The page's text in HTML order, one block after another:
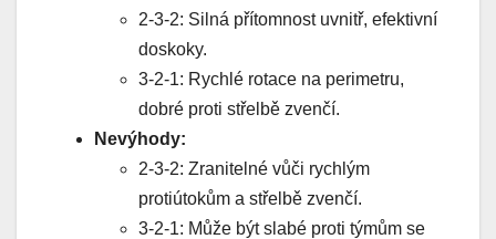
2-3-2: Silná přítomnost uvnitř, efektivní
doskoky.
3-2-1: Rychlé rotace na perimetru,
dobré proti střelbě zvenčí.
Nevýhody:
2-3-2: Zranitelné vůči rychlým
protiútokům a střelbě zvenčí.
3-2-1: Může být slabé proti týmům se